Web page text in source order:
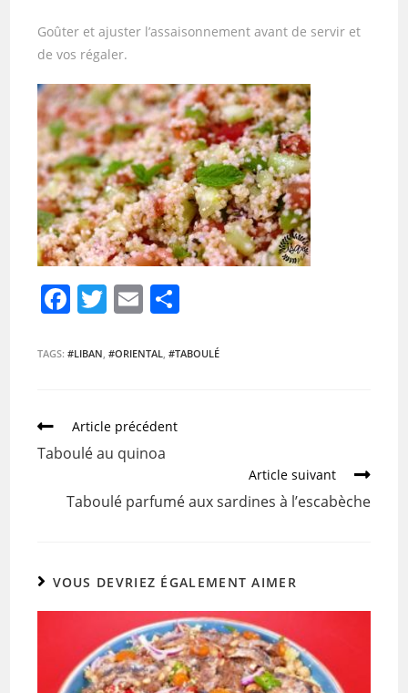
Goûter et ajuster l’assaisonnement avant de servir et
de vos régaler.
F
c
b
o
k
T
itt
E
ai ta
TAGS:#LIBAN, #ORIENTAL, #TABOULÉ
Article précédent
Taboulé au quinoa
Article suivant
Taboulé parfumé aux sardines à l’escabèche
VOUS DEVRIEZ ÉGALEMENT AIMER